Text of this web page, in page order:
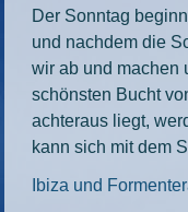
Der Sonntag
und nachdem die
wir ab und machen
schönsten Bucht
achteraus liegt,
kann sich mit dem
Ibiza und